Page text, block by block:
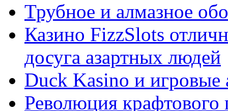
Трубное и алмазное
Казино FizzSlots
досуга азартных людей
Duck Kasino и игровые
Революция